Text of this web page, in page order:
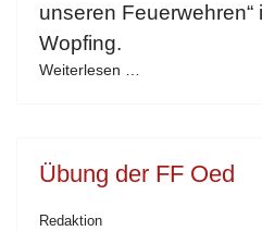
unseren
Wopfing.
Weiterlesen …
Übung der FF Oed
Redaktion